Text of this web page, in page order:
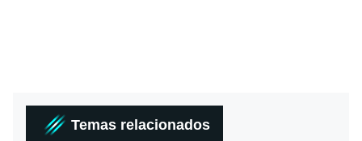
Temas relacionados